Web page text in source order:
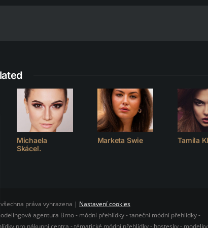
Michaela
Skácel.
Marketa Swie Tamila
práva vyhrazena | Nastavení cookies
modelingová agentura Brno - módní přehlídky - taneční módní přehlidky -
pro nákupní centra - tématické módní přehlídky - hostesky -